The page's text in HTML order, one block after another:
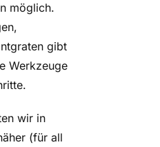
möglich.
gibt
Werkzeuge
wir in
(für all